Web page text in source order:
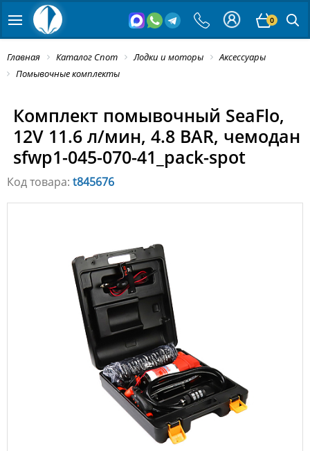
0
Главная Каталог Спот Лодки и моторы
Аксессуары
Помывочные комплекты
Комплект помывочный SeaFlo,
12V 11.6 л/мин, 4.8 BAR, чемодан
sfwp1-045-070-41_pack-spot
Код товара: t845676